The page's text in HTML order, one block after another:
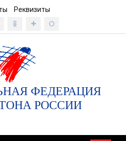
Реквизиты
ФЕДЕРАЦИЯ
РОССИИ